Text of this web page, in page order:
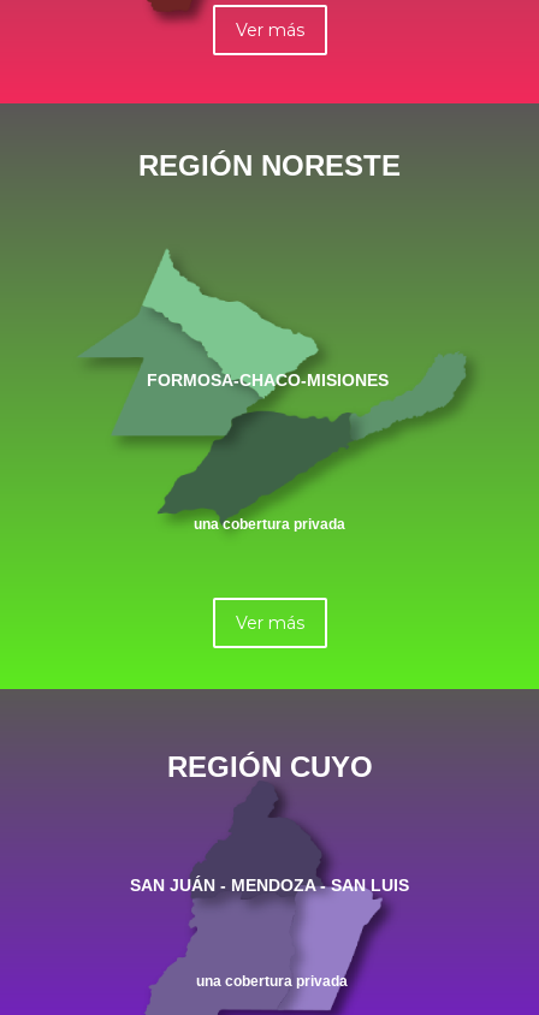
Ver más
REGIÓN NORESTE
FORMOSA-CHACO-MISIONES
una cobertura privada
Ver más
REGIÓN CUYO
SAN JUÁN - MENDOZA - SAN LUIS
una cobertura privada